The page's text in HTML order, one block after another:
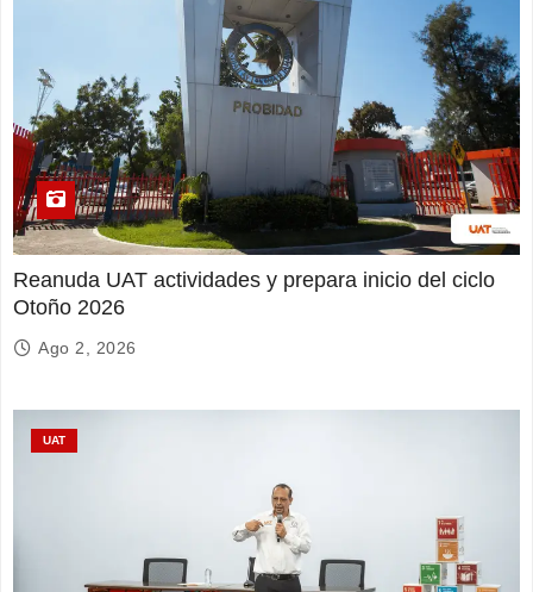
Reanuda UAT actividades y prepara inicio del ciclo
Otoño 2026
Ago 2, 2026
UAT